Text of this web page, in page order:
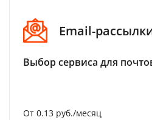
Email-
Выбор сервиса для
От 0.13 руб./месяц